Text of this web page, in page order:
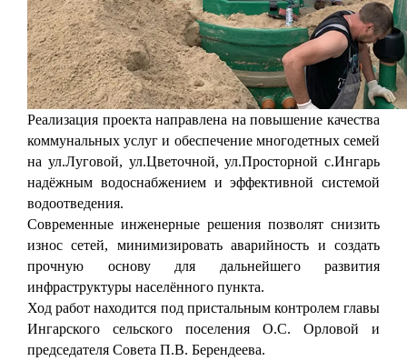
Реализация проекта направлена на повышение качества
коммунальных услуг и обеспечение многодетных семей
на ул.Луговой, ул.Цветочной, ул.Просторной с.Ингарь
надёжным водоснабжением и эффективной системой
водоотведения.
Современные инженерные решения позволят снизить
износ сетей, минимизировать аварийность и создать
прочную основу для дальнейшего развития
инфраструктуры населённого пункта.
Ход работ находится под пристальным контролем главы
Ингарского сельского поселения О.С. Орловой и
председателя Совета П.В. Берендеева.